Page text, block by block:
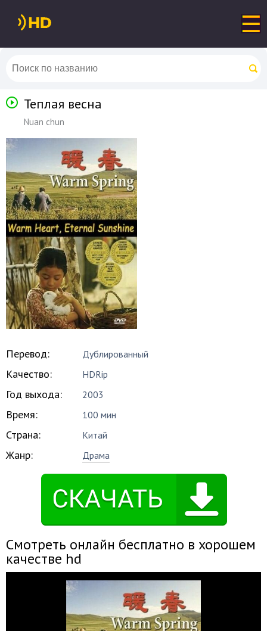
Теплая весна
Nuan chun
Перевод: Дублированный
Качество: HDRip
Год выхода: 2003
Время: 100 мин
Страна: Китай
Жанр: Драма
Смотреть онлайн бесплатно в хорошем
качестве hd